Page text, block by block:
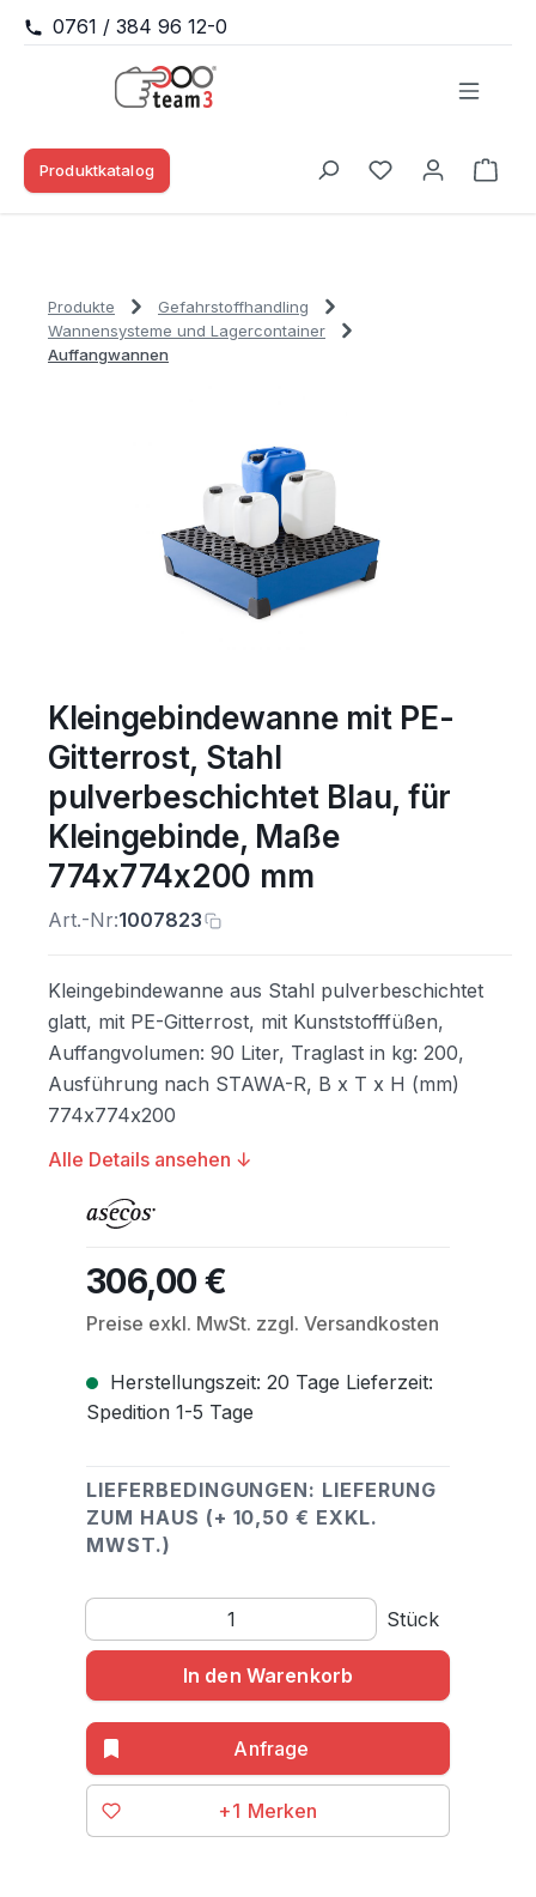
Zum Hauptinhalt springen
0761 / 384 96 12-0
Produktkatalog
Du hast 0
Produkte
Gefahrstoffhandling
Wannensysteme und Lagercontainer
Auffangwannen
Kleingebindewanne mit PE-
Gitterrost, Stahl
pulverbeschichtet Blau, für
Kleingebinde, Maße
774x774x200 mm
Art.-Nr:1007823
Kleingebindewanne aus Stahl pulverbeschichtet
glatt, mit PE-Gitterrost, mit Kunststofffüßen,
Auffangvolumen: 90 Liter, Traglast in kg: 200,
Ausführung nach STAWA-R, B x T x H (mm)
774x774x200
Alle Details ansehen ↓
Regulärer Preis:
306,00 €
Preise exkl. MwSt. zzgl. Versandkosten
Herstellungszeit: 20 Tage Lieferzeit:
Spedition 1-5 Tage
LIEFERBEDINGUNGEN: LIEFERUNG
ZUM HAUS (+ 10,50 € EXKL.
MWST.)
Produkt Anzahl: Gib den gewünschten Wert ein
Stück
In den Warenkorb
+1